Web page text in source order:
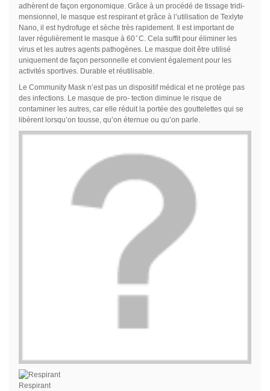
adhèrent de façon ergonomique. Grâce à un procédé de tissage tridi-
mensionnel, le masque est respirant et grâce à l’utilisation de Texlyte
Nano, il est hydrofuge et sèche très rapidement. Il est important de
laver régulièrement le masque à 60 ̊ C. Cela suffit pour éliminer les
virus et les autres agents pathogènes. Le masque doit être utilisé
uniquement de façon personnelle et convient également pour les
activités sportives. Durable et réutilisable.
Le Community Mask n’est pas un dispositif médical et ne protège pas
des infections. Le masque de pro- tection diminue le risque de
contaminer les autres, car elle réduit la portée des gouttelettes qui se
libèrent lorsqu’on tousse, qu’on éternue ou qu’on parle.
Respirant